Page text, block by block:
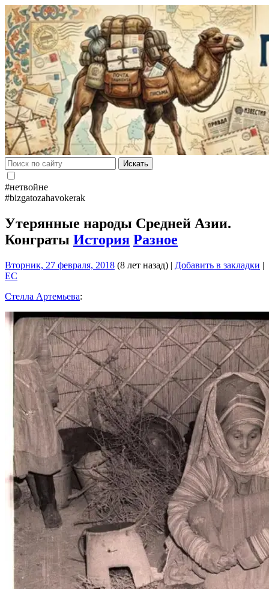
Искать
#нетвойне
#bizgatozahavokerak
Утерянные народы Средней Азии.
Конграты История Разное
Вторник, 27 февраля, 2018 (8 лет назад) | Добавить в закладки |
EC
Стелла Артемьева: